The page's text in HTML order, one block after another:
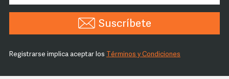
Suscríbete
Registrarse implica aceptar los Términos y Condiciones